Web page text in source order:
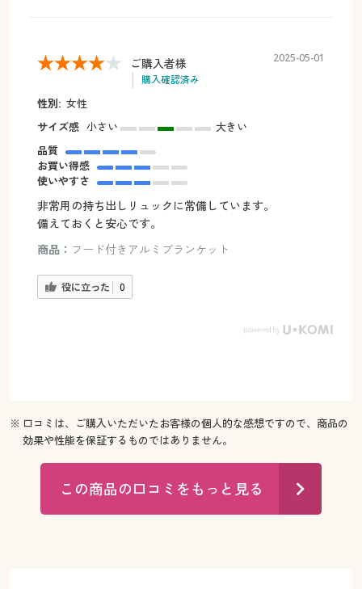
ご購入者様
購入確認済み
2025-05-01
性別: 女性
サイズ感 小さい
大きい
品質
お買い得感
使いやすさ
非常用の持ち出しリュックに常備しています。
備えておくと安心です。
商品： フード付きアルミブランケット
役に立った 0
※ 口コミは、ご購入いただいたお客様の個人的な感想ですので、商品の
効果や性能を保証するものではありません。
この商品の口コミをもっと見る